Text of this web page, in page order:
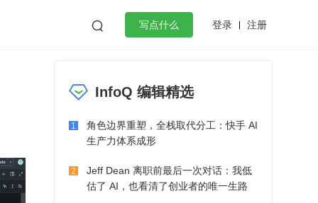
 写点什么 登录 注册
微服务架构 flutter
InfoQ 编辑精选
1
角色边界重塑，全栈取代分工：快手 AI
生产力体系成形
2
Jeff Dean 离职前最后一次对话：我低
估了 AI，也看清了创业者的唯一生路